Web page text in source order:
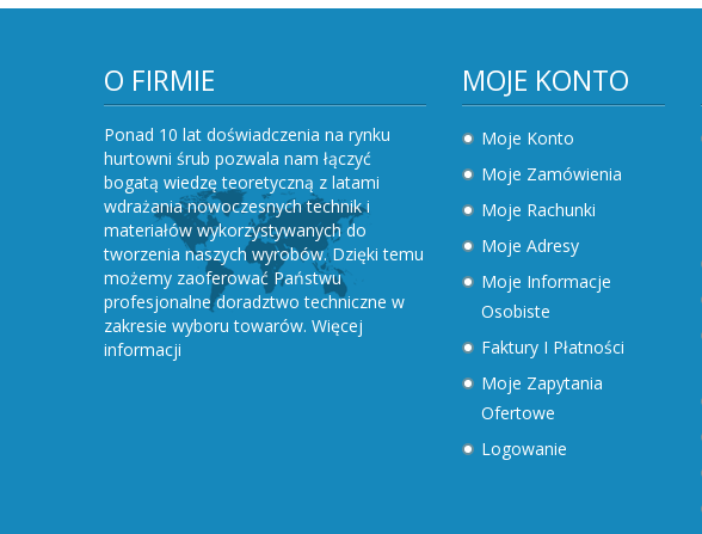
O FIRMIE
Ponad 10 lat doświadczenia na rynku
hurtowni śrub pozwala nam łączyć
bogatą wiedzę teoretyczną z latami
wdrażania nowoczesnych technik i
materiałów wykorzystywanych do
tworzenia naszych wyrobów. Dzięki temu
możemy zaoferować Państwu
profesjonalne doradztwo techniczne w
zakresie wyboru towarów. Więcej
informacji
MOJE KONTO
Moje Konto
Moje Zamówienia
Moje Rachunki
Moje Adresy
Moje Informacje
Osobiste
Faktury I Płatności
Moje Zapytania
Ofertowe
Logowanie